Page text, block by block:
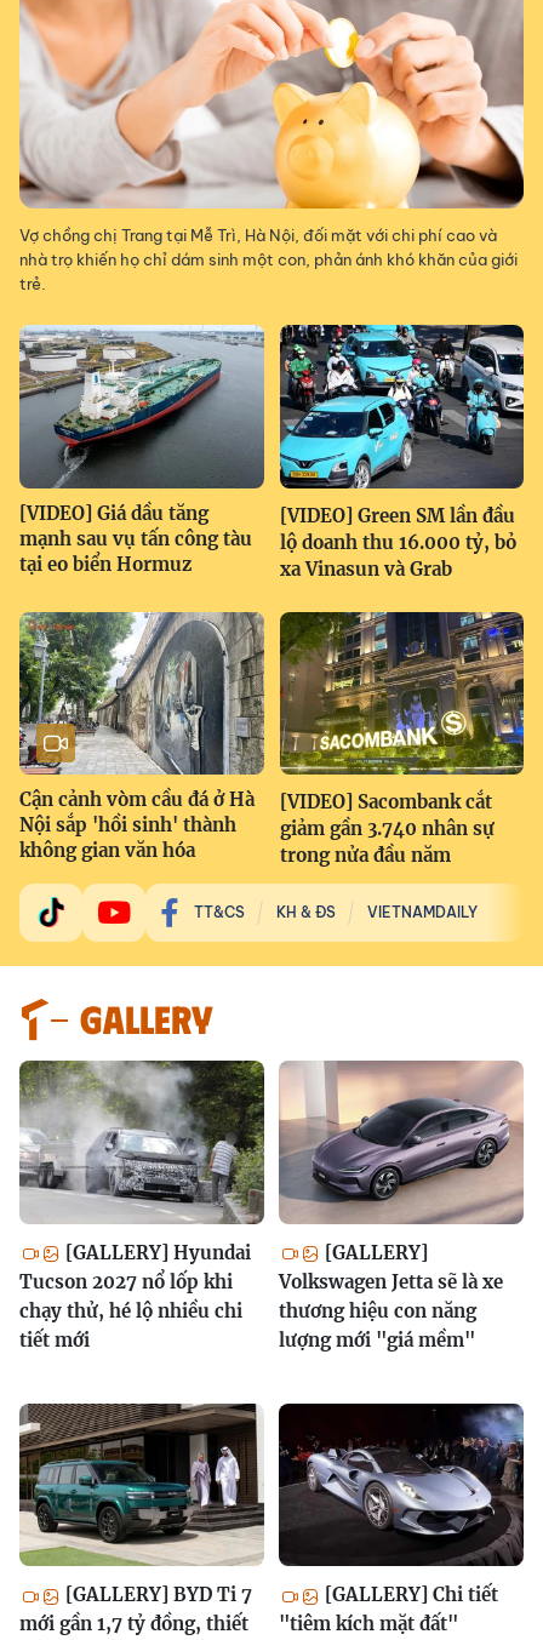
Vợ chồng chị Trang tại Mễ Trì, Hà Nội, đối mặt với chi phí cao và
nhà trọ khiến họ chỉ dám sinh một con, phản ánh khó khăn của giới
trẻ.
[VIDEO] Giá dầu tăng
mạnh sau vụ tấn công tàu
tại eo biển Hormuz
[VIDEO] Green SM lần đầu
lộ doanh thu 16.000 tỷ, bỏ
xa Vinasun và Grab
Cận cảnh vòm cầu đá ở Hà
Nội sắp 'hồi sinh' thành
không gian văn hóa
[VIDEO] Sacombank cắt
giảm gần 3.740 nhân sự
trong nửa đầu năm
TT&CS KH & ĐS VIETNAMDAILY
GALLERY
[GALLERY] Hyundai
Tucson 2027 nổ lốp khi
chạy thử, hé lộ nhiều chi
tiết mới
[GALLERY]
Volkswagen Jetta sẽ là xe
thương hiệu con năng
lượng mới "giá mềm"
[GALLERY] BYD Ti 7
mới gần 1,7 tỷ đồng, thiết
[GALLERY] Chi tiết
"tiêm kích mặt đất"